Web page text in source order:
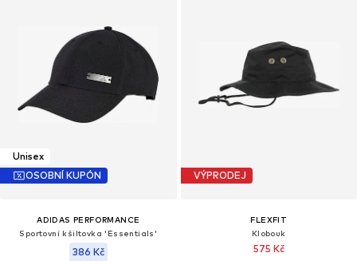
Unisex
OSOBNÍ KUPÓN
ADIDAS PERFORMANCE
Sportovní kšiltovka 'Essentials'
386 Kč
VÝPRODEJ
FLEXFIT
Klobouk
575 Kč